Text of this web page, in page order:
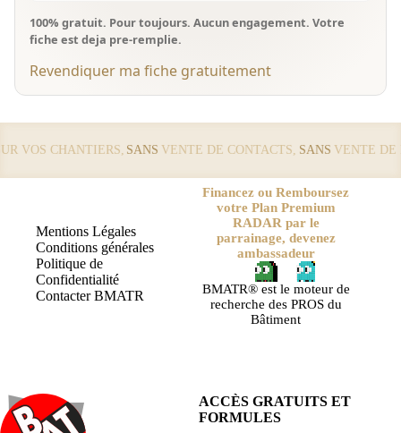
100% gratuit. Pour toujours. Aucun engagement. Votre
fiche est deja pre-remplie.
Revendiquer ma fiche gratuitement
VOS CHANTIERS, SANSVENTE DE CONTACTS,SANSVENTE DE
Mentions Légales
Conditions générales
Politique de
Confidentialité
Contacter BMATR
Financez ou Remboursez
votre Plan Premium
RADAR par le
parrainage, devenez
ambassadeur
BMATR® est le moteur de
recherche des PROS du
Bâtiment
ACCÈS GRATUITS ET
FORMULES